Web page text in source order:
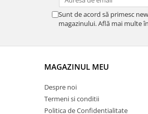
Sunt de acord să primesc
magazinului. Află mai multe în
MAGAZINUL MEU
Despre noi
Termeni si conditii
Politica de Confidentialitate